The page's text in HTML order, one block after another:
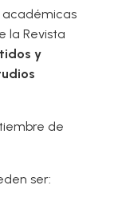
académicas
la Revista
y
de
ser: